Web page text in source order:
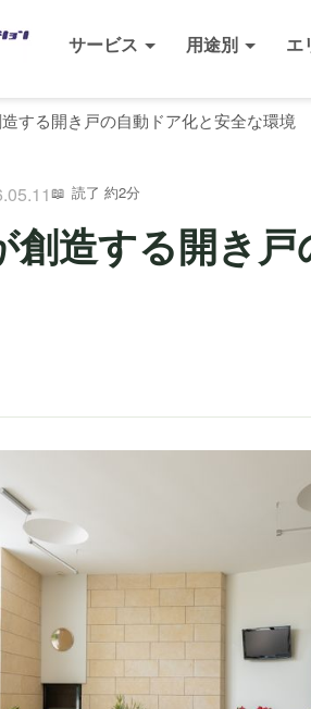
サービス 用途別 エ
する開き戸の自動ドア化と安全な環境
読了 約2分
造する開き戸